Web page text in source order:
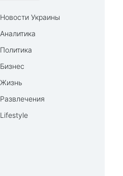
Новости Украины
Аналитика
Политика
Бизнес
Жизнь
Развлечения
Lifestyle